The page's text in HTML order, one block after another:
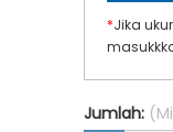
*Jika
Jumlah: